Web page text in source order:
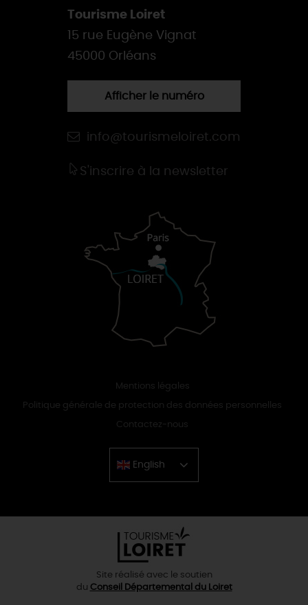
Tourisme Loiret
15 rue Eugène Vignat
45000 Orléans
Afficher le numéro
info@tourismeloiret.com
S'inscrire à la newsletter
Mentions légales
Politique générale de protection des données personnelles
Contactez-nous
English
Chinese
Site réalisé avec le soutien
du Conseil Départemental du Loiret